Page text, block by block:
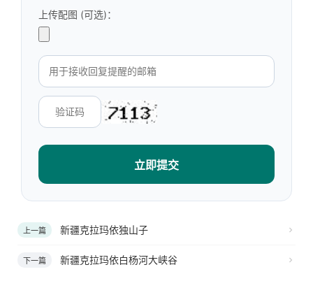
上传配图 (可选)：
立即提交
上一篇 新疆克拉玛依独山子
下一篇 新疆克拉玛依白杨河大峡谷